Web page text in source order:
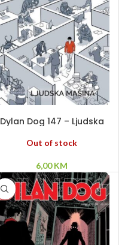
Dylan Dog 147 – Ljudska
Out of stock
6,00KM